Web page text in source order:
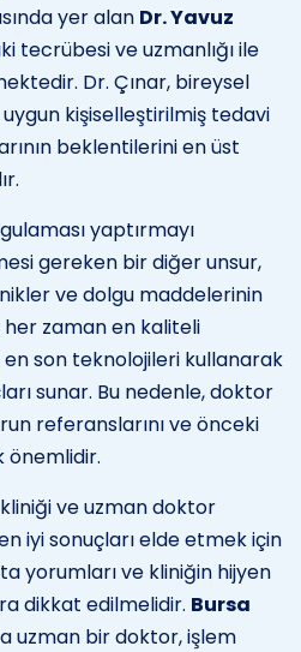
yer alan Dr. Yavuz
tecrübesi ve uzmanlığı ile
Dr. Çınar, bireysel
kişiselleştirilmiş tedavi
beklentilerini en üst
yaptırmayı
gereken bir diğer unsur,
ve dolgu maddelerinin
zaman en kaliteli
en son teknolojileri kullanarak
sunar. Bu nedenle, doktor
referanslarını ve önceki
önemlidir.
ve uzman doktor
iyi sonuçları elde etmek için
yorumları ve kliniğin hijyen
dikkat edilmelidir. Bursa
uzman bir doktor, işlem